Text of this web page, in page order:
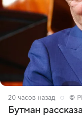
20 часов назад ©
Бутман